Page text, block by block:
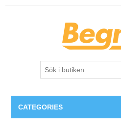
CATEGORIES